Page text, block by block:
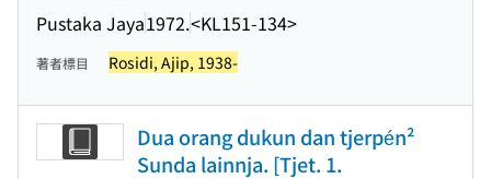
Pustaka Jaya1972.<KL151-134>
著者標目 Rosidi, Ajip, 1938-
Dua orang dukun dan tjerpén²
Sunda lainnja. [Tjet. 1.